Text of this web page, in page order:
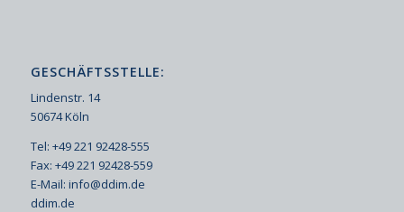
GESCHÄFTSSTELLE:
Lindenstr. 14
50674 Köln
Tel: +49 221 92428-555
Fax: +49 221 92428-559
E-Mail: info@ddim.de
ddim.de